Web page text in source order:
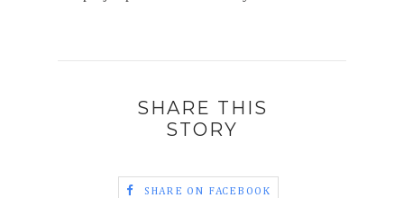
SHARE THIS
STORY
SHARE ON FACEBOOK